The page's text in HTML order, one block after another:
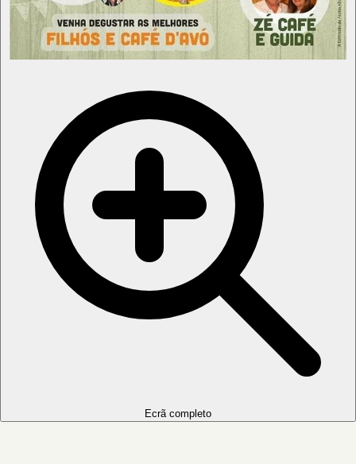
Ecrã completo